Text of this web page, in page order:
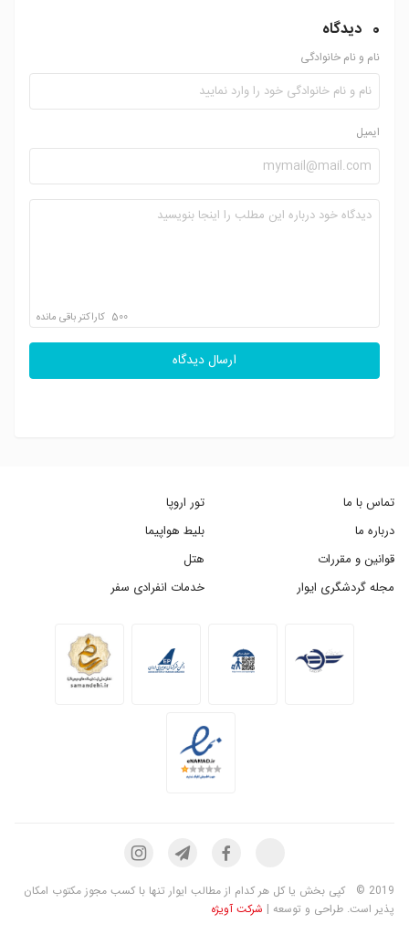
0 دیدگاه
نام و نام خانوادگی
ایمیل
500 کاراکتر باقی مانده
ارسال دیدگاه
تماس با ما
درباره ما
قوانین و مقررات
مجله گردشگری ایوار
تور اروپا
بلیط هواپیما
هتل
خدمات انفرادی سفر
2019 ©
کپی بخش یا کل هر کدام از مطالب ایوار تنها با کسب مجوز مکتوب امکان
پذیر است. طراحی و توسعه | شرکت آویژه